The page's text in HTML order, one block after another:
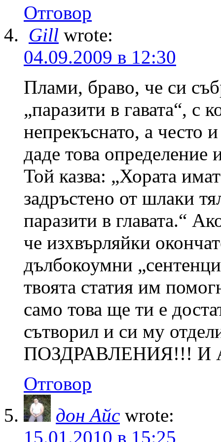
Отговор
Gill wrote:
04.09.2009 в 12:30
Плами, браво, че си
„паразити в гавата“, с
непрекъснато, а често
даде това
Той казва: „Хората
задръстено от шлаки
паразити в главата.“
че изхвърляйки
дълбокоумни
твоята статия им
само това ще ти е
сътворил и си му
ПОЗДРАВЛЕНИЯ!!!
Отговор
дон Айс wrote:
15.01.2010 в 15:25